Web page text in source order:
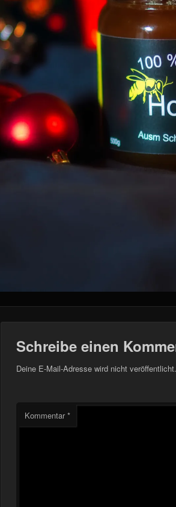
Schreibe einen
Deine E-Mail-Adresse wird nicht veröffentlicht.
Kommentar*